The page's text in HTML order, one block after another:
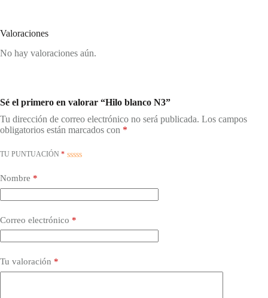
Valoraciones
No hay valoraciones aún.
Sé el primero en valorar “Hilo blanco N3”
Tu dirección de correo electrónico no será publicada. Los campos
obligatorios están marcados con *
TU PUNTUACIÓN *
Nombre *
Correo electrónico *
Tu valoración *